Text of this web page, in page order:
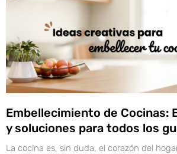
Embellecimiento de Cocinas:
y soluciones para todos los
La cocina es, sin duda, el corazón del